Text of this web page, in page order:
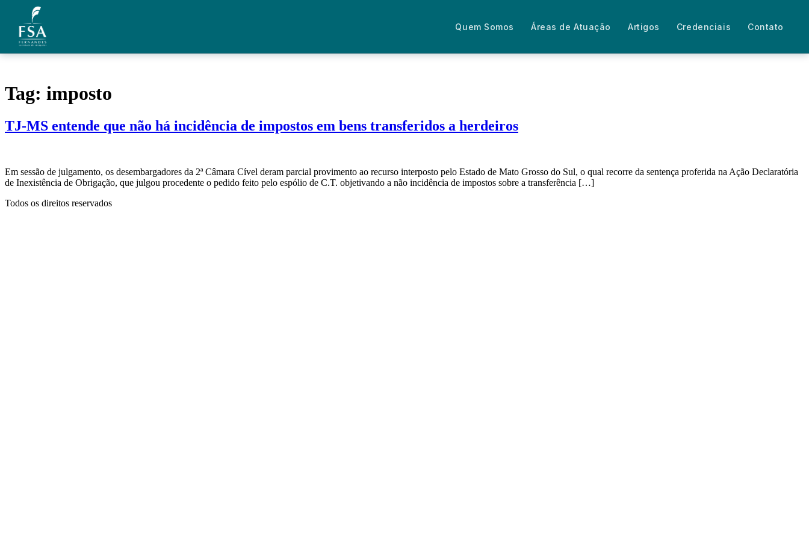
Ir para o conteúdo
Quem Somos
Áreas de Atuação Artigos Credenciais Contato
Áreas de Atuação
Artigos
Contato
Tag: imposto
TJ-MS entende que não há incidência de impostos em bens transferidos a herdeiros
Em sessão de julgamento, os desembargadores da 2ª Câmara Cível deram parcial provimento ao recurso interposto pelo Estado de Mato Grosso do Sul, o qual recorre da sentença proferida na Ação Declaratória
de Inexistência de Obrigação, que julgou procedente o pedido feito pelo espólio de C.T. objetivando a não incidência de impostos sobre a transferência […]
Todos os direitos reservados